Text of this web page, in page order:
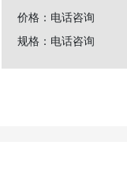
价格：电话咨询
规格：电话咨询